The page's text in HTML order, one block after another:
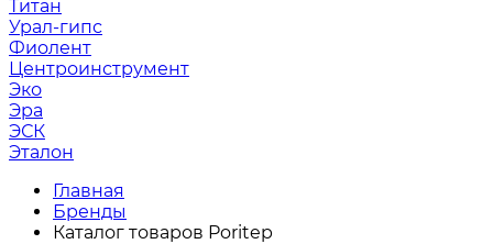
Титан
Урал-гипс
Фиолент
Центроинструмент
Эко
Эра
ЭСК
Эталон
Главная
Бренды
Каталог товаров Poritep